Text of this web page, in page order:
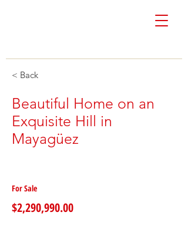
< Back
Beautiful Home on an
Exquisite Hill in
Mayagüez
For Sale
$2,290,990.00